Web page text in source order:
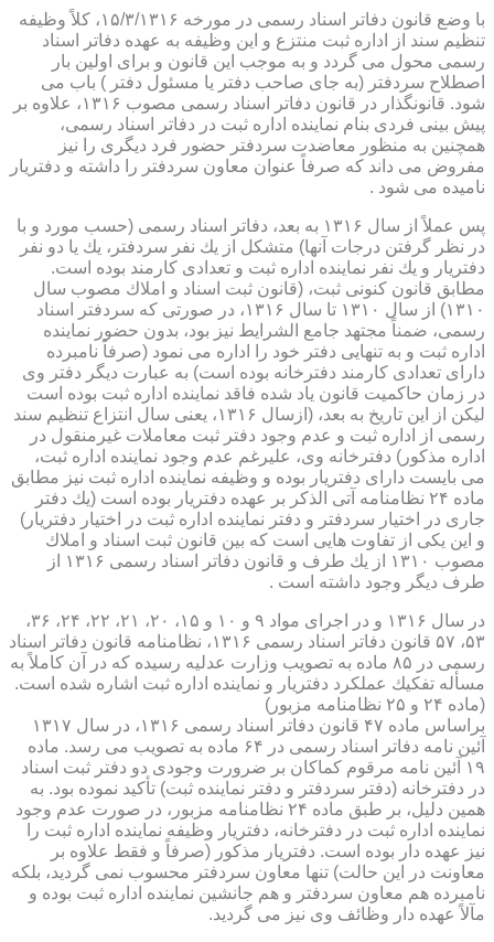
با وضع قانون دفاتر اسناد رسمی در مورخه ۱۵/۳/۱۳۱۶، كلاً وظیفه
تنظیم سند از اداره ثبت منتزع و این وظیفه به عهده دفاتر اسناد
رسمی محول می گردد و به موجب این قانون و برای اولین بار
اصطلاح سردفتر (به جای صاحب دفتر یا مسئول دفتر ) باب می
شود. قانونگذار در قانون دفاتر اسناد رسمی مصوب ۱۳۱۶، علاوه بر
پیش بینی فردی بنام نماینده اداره ثبت در دفاتر اسناد رسمی،
همچنین به منظور معاضدت سردفتر حضور فرد دیگری را نیز
مفروض می داند كه صرفاً عنوان معاون سردفتر را داشته و دفتریار
نامیده می شود .
پس عملاً از سال ۱۳۱۶ به بعد، دفاتر اسناد رسمی (حسب مورد و با
در نظر گرفتن درجات آنها) متشكل از یك نفر سردفتر، یك یا دو نفر
دفتریار و یك نفر نماینده اداره ثبت و تعدادی كارمند بوده است.
مطابق قانون كنونی ثبت، (قانون ثبت اسناد و املاك مصوب سال
۱۳۱۰) از سال ۱۳۱۰ تا سال ۱۳۱۶، در صورتی كه سردفتر اسناد
رسمی، ضمناً مجتهد جامع الشرایط نیز بود، بدون حضور نماینده
اداره ثبت و به تنهایی دفتر خود را اداره می نمود (صرفاً نامبرده
دارای تعدادی كارمند دفترخانه بوده است) به عبارت دیگر دفتر وی
در زمان حاكمیت قانون یاد شده فاقد نماینده اداره ثبت بوده است
لیكن از این تاریخ به بعد، (ازسال ۱۳۱۶، یعنی سال انتزاع تنظیم سند
رسمی از اداره ثبت و عدم وجود دفتر ثبت معاملات غیرمنقول در
اداره مذكور) دفترخانه وی، علیرغم عدم وجود نماینده اداره ثبت،
می بایست دارای دفتریار بوده و وظیفه نماینده اداره ثبت نیز مطابق
ماده ۲۴ نظامنامه آتی الذكر بر عهده دفتریار بوده است (یك دفتر
جاری در اختیار سردفتر و دفتر نماینده اداره ثبت در اختیار دفتریار)
و این یكی از تفاوت هایی است كه بین قانون ثبت اسناد و املاك
مصوب ۱۳۱۰ از یك طرف و قانون دفاتر اسناد رسمی ۱۳۱۶ از
طرف دیگر وجود داشته است .
در سال ۱۳۱۶ و در اجرای مواد ۹ و ۱۰ و ۱۵، ۲۰، ۲۱، ۲۲، ۲۴، ۳۶،
۵۳، ۵۷ قانون دفاتر اسناد رسمی ۱۳۱۶، نظامنامه قانون دفاتر اسناد
رسمی در ۸۵ ماده به تصویب وزارت عدلیه رسیده كه در آن كاملاً به
مسأله تفكیك عملكرد دفتریار و نماینده اداره ثبت اشاره شده است.
(ماده ۲۴ و ۲۵ نظامنامه مزبور)
براساس ماده ۴۷ قانون دفاتر اسناد رسمی ۱۳۱۶، در سال ۱۳۱۷
آئین نامه دفاتر اسناد رسمی در ۶۴ ماده به تصویب می رسد. ماده
۱۹ آئین نامه مرقوم كماكان بر ضرورت وجودی دو دفتر ثبت اسناد
در دفترخانه (دفتر سردفتر و دفتر نماینده ثبت) تأكید نموده بود. به
همین دلیل، بر طبق ماده ۲۴ نظامنامه مزبور، در صورت عدم وجود
نماینده اداره ثبت در دفترخانه، دفتریار وظیفه نماینده اداره ثبت را
نیز عهده دار بوده است. دفتریار مذكور (صرفاً و فقط علاوه بر
معاونت در این حالت) تنها معاون سردفتر محسوب نمی گردید، بلكه
نامبرده هم معاون سردفتر و هم جانشین نماینده اداره ثبت بوده و
مآلاً عهده دار وظائف وی نیز می گردید.